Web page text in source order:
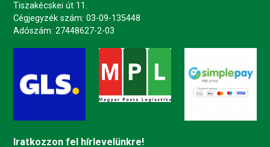
Tiszakécskei út 11.
Cégjegyzék szám: 03-09-135448
Adószám: 27448627-2-03
Iratkozzon fel hírlevelünkre!